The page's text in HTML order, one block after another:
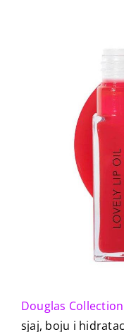
Douglas
sjaj, boju i